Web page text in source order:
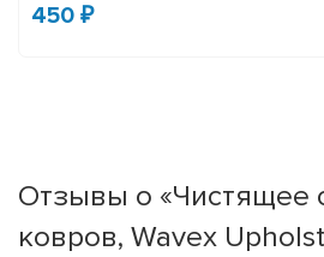
450 ₽
Отзывы о «Чистящее
ковров, Wavex